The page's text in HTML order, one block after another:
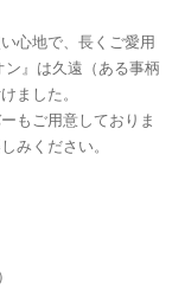
心地で、長くご愛用
』は久遠（ある事柄
ました。
もご用意しておりま
みください。